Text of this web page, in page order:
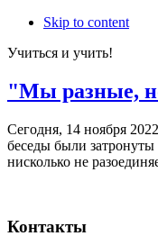
Skip to content
Учиться и
"Мы разные,
Сегодня, 14 ноября
беседы были
нисколько не
Контакты